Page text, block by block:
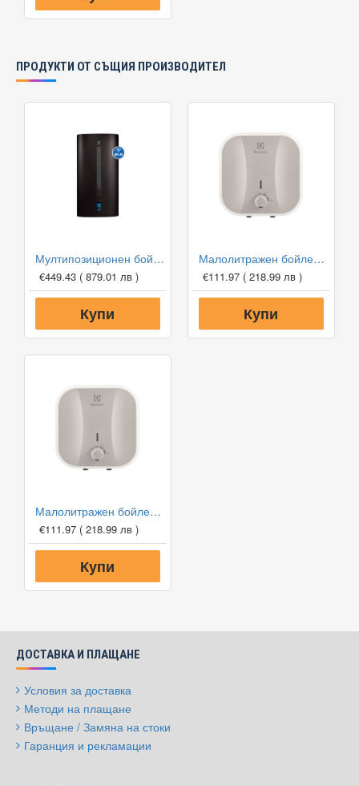
ПРОДУКТИ ОТ СЪЩИЯ ПРОИЗВОДИТЕЛ
Мултипозиционен бойлер Electrolux EWH 100 SI BE
€449.43 ( 879.01 лв )
Купи
Малолитражен бойлер Electrolux EWH 10 Q O - над мивка
€111.97 ( 218.99 лв )
Купи
Малолитражен бойлер Electrolux EWH 10 Q U - под мивка
€111.97 ( 218.99 лв )
Купи
ДОСТАВКА И ПЛАЩАНЕ
Условия за доставка
Методи на плащане
Връщане / Замяна на стоки
Гаранция и рекламации